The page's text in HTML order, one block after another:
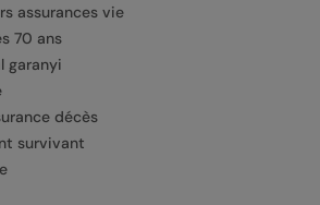
assurances vie
70 ans
garanyi
décès
survivant